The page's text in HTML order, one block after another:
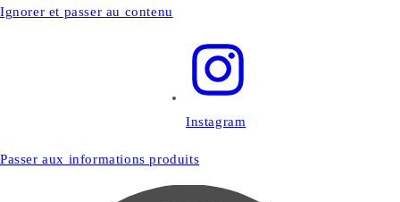
Ignorer et passer au contenu
Instagram
Passer aux informations produits